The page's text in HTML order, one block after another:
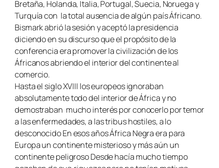
Bretaña, Holanda, Italia, Portugal, Suecia, Noruega y
Turquía con la total ausencia de algún país Áfricano.
Bismark abrió la sesión y aceptó la presidencia
diciendo en su discurso que el propósito de la
conferencia era promover la civilización de los
Áfricanos abriendo el interior del continente al
comercio.
Hasta el siglo XVIII los europeos ignoraban
absolutamente todo del interior de África y no
demostraban mucho interés por conocerlo por temor
a las enfermedades, a las tribus hostiles, a lo
desconocido En esos años África Negra era para
Europa un continente misterioso y más aún un
continente peligroso Desde hacía mucho tiempo